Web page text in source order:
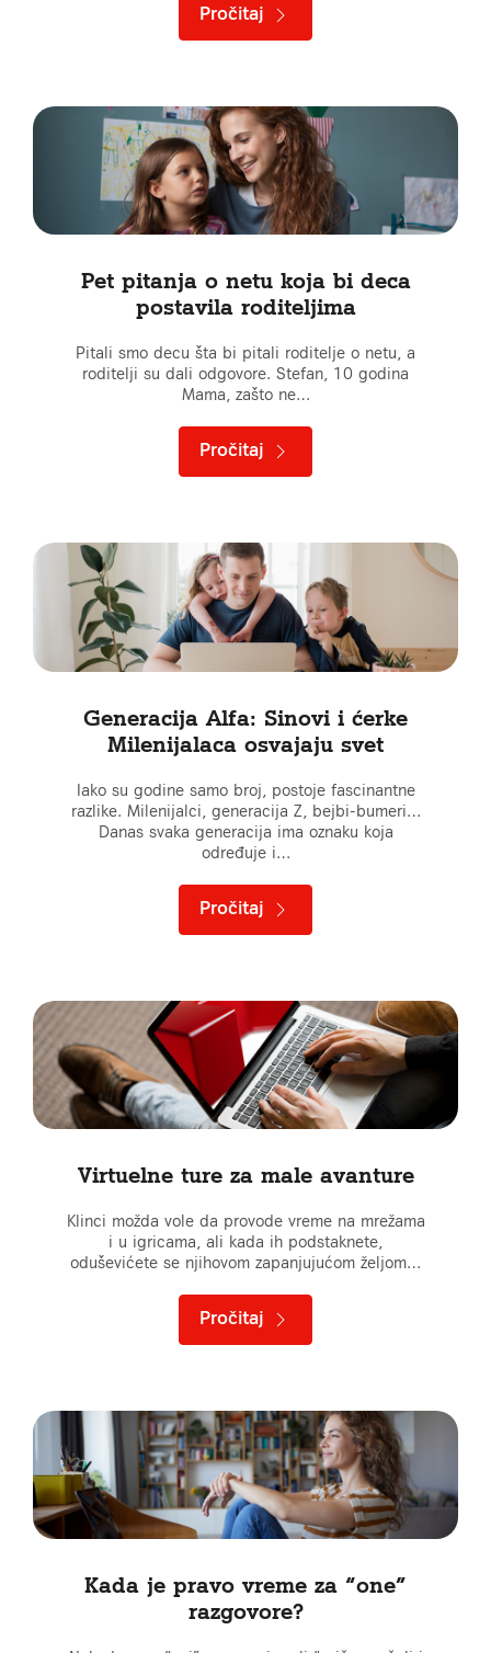
Pročitaj
Pet pitanja o netu koja bi deca
postavila roditeljima
Pitali smo decu šta bi pitali roditelje o netu, a
roditelji su dali odgovore. Stefan, 10 godina
Mama, zašto ne…
Pročitaj
Generacija Alfa: Sinovi i ćerke
Milenijalaca osvajaju svet
Iako su godine samo broj, postoje fascinantne
razlike. Milenijalci, generacija Z, bejbi-bumeri…
Danas svaka generacija ima oznaku koja
određuje i…
Pročitaj
Virtuelne ture za male avanture
Klinci možda vole da provode vreme na mrežama
i u igricama, ali kada ih podstaknete,
oduševićete se njihovom zapanjujućom željom…
Pročitaj
Kada je pravo vreme za “one”
razgovore?